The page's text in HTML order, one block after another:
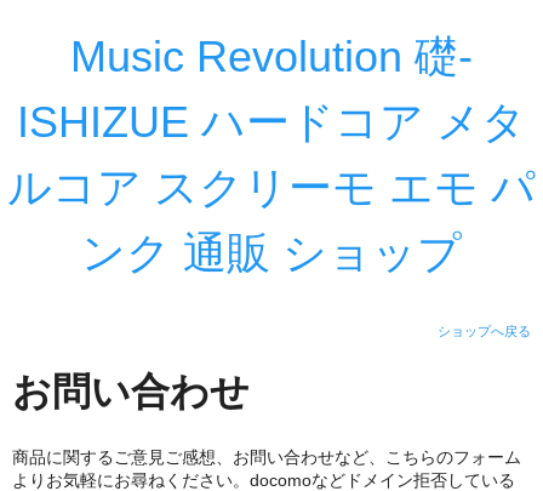
Music Revolution 礎-
ISHIZUE ハードコア メタ
ルコア スクリーモ エモ パ
ンク 通販 ショップ
ショップへ戻る
お問い合わせ
商品に関するご意見ご感想、お問い合わせなど、こちらのフォーム
よりお気軽にお尋ねください。docomoなどドメイン拒否している